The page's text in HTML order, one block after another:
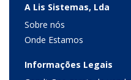
A Lis Sistemas, Lda
Sobre nós
Onde Estamos
Informações Legais